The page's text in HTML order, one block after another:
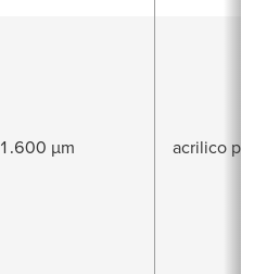
1.600 µm acrilico puro